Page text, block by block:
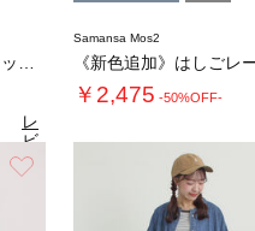
レ
ビ
ュ
ー
Samansa Mos2
￥2,475 -50%OFF-
4.9